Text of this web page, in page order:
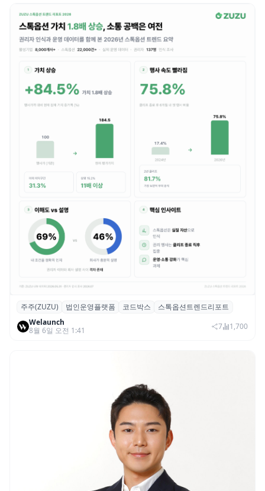
스톡옵션 취소율 2년 만에 18.2%→31.3%…
권리 발생 즉시 행사 비중도 급증
주주(ZUZU) 법인운영플랫폼 코드박스
스톡옵션트렌드리포트
Welaunch
8월 6일 오전 1:41
7 1,700